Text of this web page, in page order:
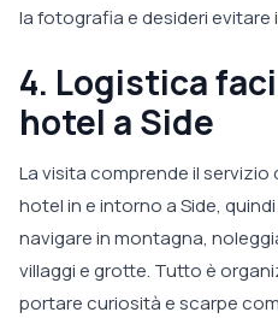
la fotografia e desideri evitare
4. Logistica
hotel a Side
La visita comprende il
hotel in e intorno a Side,
navigare in montagna,
villaggi e grotte. Tutto è
portare curiosità e scarpe